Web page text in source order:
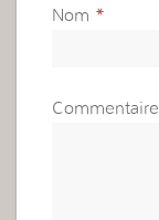
Nom *
Commentaire